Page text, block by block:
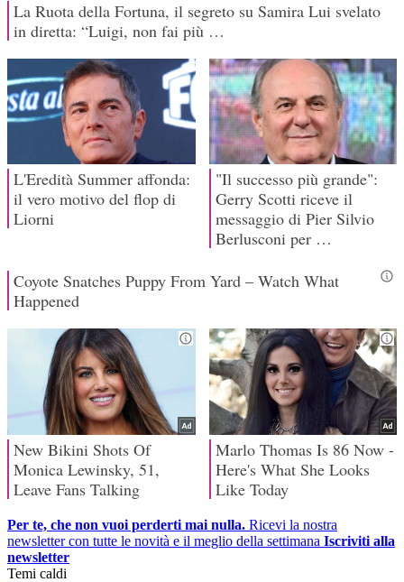
Per te, che non vuoi perderti mai nulla. Ricevi la nostra
newsletter con tutte le novità e il meglio della settimana Iscriviti alla
newsletter
Temi caldi